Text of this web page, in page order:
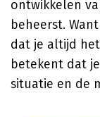
ontwikkelen
beheerst.
dat je altijd
betekent dat
situatie en de